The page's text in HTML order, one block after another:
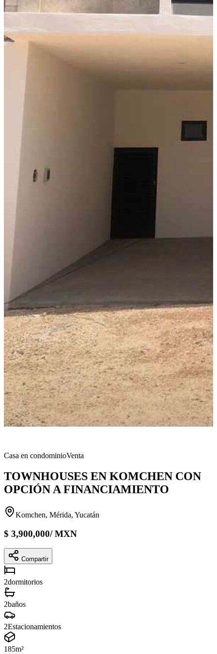
Casa en condominioVenta
TOWNHOUSES EN KOMCHEN CON
OPCIÓN A FINANCIAMIENTO
Komchen, Mérida, Yucatán
$ 3,900,000/MXN
Compartir
2dormitorios
2baños
2Estacionamientos
185m²